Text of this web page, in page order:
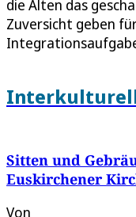
die Alten das
Zuversicht geben
Sitten und
Euskirchener
Von